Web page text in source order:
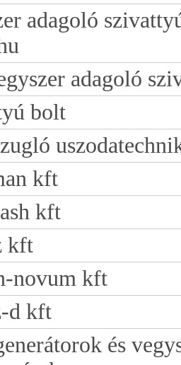
adagoló
adagoló
bolt
kft
kft
kft
novum kft
d kft
és